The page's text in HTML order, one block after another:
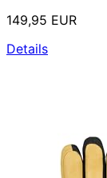
149,95 EUR
Details